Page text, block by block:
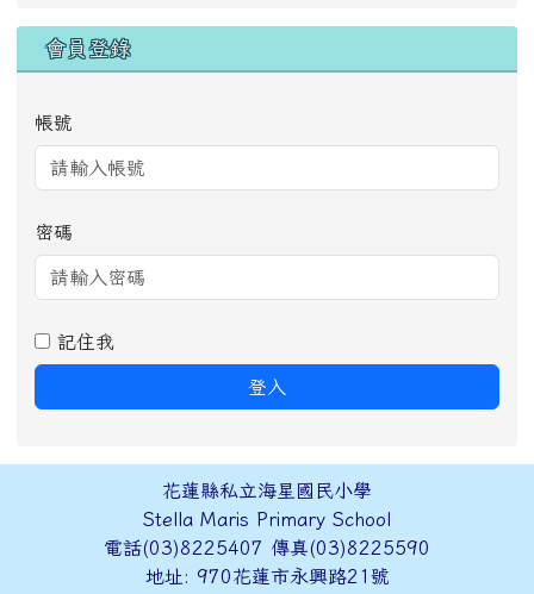
會員登錄
帳號
密碼
記住我
登入
頁尾區域內容花蓮縣私立海星國民小學
Stella Maris Primary School
電話(03)8225407 傳真(03)8225590
地址: 970花蓮市永興路21號